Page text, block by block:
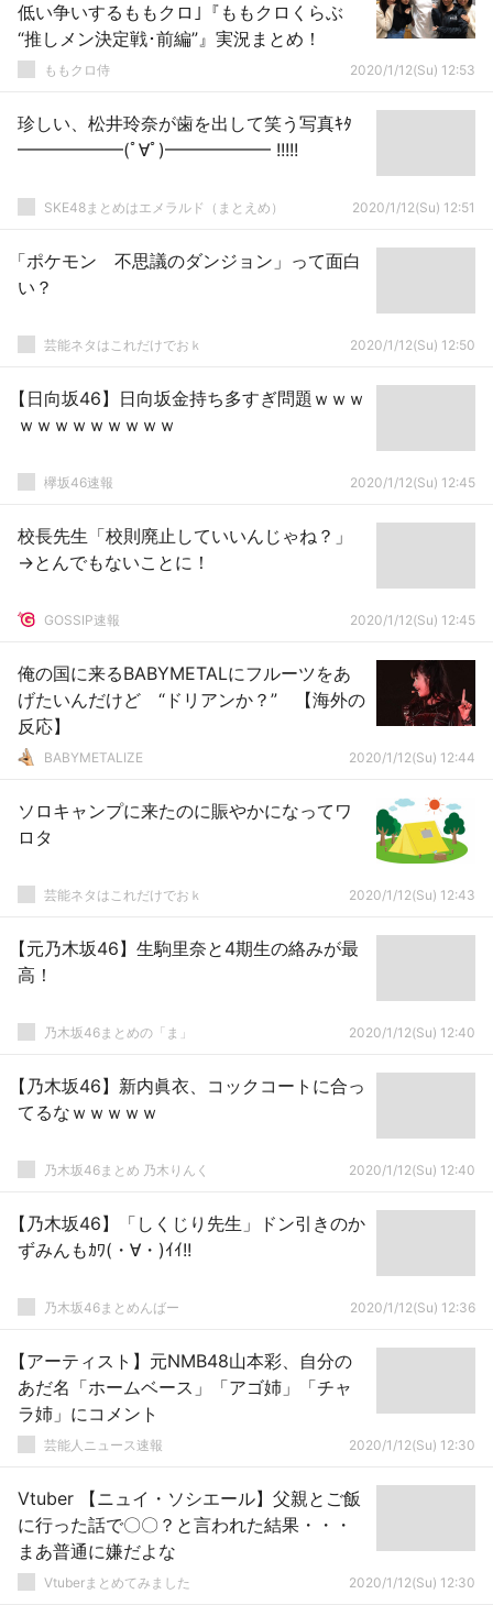
低い争いするももクロ｣『ももクロくらぶ
“推しメン決定戦･前編”』実況まとめ！
ももクロ侍 2020/1/12(Su) 12:53
珍しい、松井玲奈が歯を出して笑う写真ｷﾀ
━━━━━━(ﾟ∀ﾟ)━━━━━━ !!!!!
SKE48まとめはエメラルド（まとえめ） 2020/1/12(Su) 12:51
「ポケモン 不思議のダンジョン」って面白
い？
芸能ネタはこれだけでおｋ 2020/1/12(Su) 12:50
【日向坂46】日向坂金持ち多すぎ問題ｗｗｗ
ｗｗｗｗｗｗｗｗｗ
欅坂46速報 2020/1/12(Su) 12:45
校長先生「校則廃止していいんじゃね？」
→とんでもないことに！
GOSSIP速報 2020/1/12(Su) 12:45
俺の国に来るBABYMETALにフルーツをあ
げたいんだけど “ドリアンか？” 【海外の
反応】
BABYMETALIZE 2020/1/12(Su) 12:44
ソロキャンプに来たのに賑やかになってワ
ロタ
芸能ネタはこれだけでおｋ 2020/1/12(Su) 12:43
【元乃木坂46】生駒里奈と4期生の絡みが最
高！
乃木坂46まとめの「ま」 2020/1/12(Su) 12:40
【乃木坂46】新内眞衣、コックコートに合っ
てるなｗｗｗｗｗ
乃木坂46まとめ 乃木りんく 2020/1/12(Su) 12:40
【乃木坂46】「しくじり先生」ドン引きのか
ずみんもｶﾜ(・∀・)ｲｲ!!
乃木坂46まとめんばー 2020/1/12(Su) 12:36
【アーティスト】元NMB48山本彩、自分の
あだ名「ホームベース」「アゴ姉」「チャ
ラ姉」にコメント
芸能人ニュース速報 2020/1/12(Su) 12:30
Vtuber 【ニュイ・ソシエール】父親とご飯
に行った話で〇〇？と言われた結果・・・
まあ普通に嫌だよな
Vtuberまとめてみました 2020/1/12(Su) 12:30